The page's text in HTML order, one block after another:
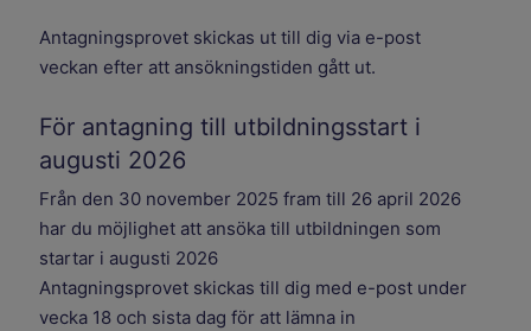
Antagningsprovet skickas ut till dig via e-post
veckan efter att ansökningstiden gått ut.
För antagning till utbildningsstart i
augusti 2026
Från den 30 november 2025 fram till 26 april 2026
har du möjlighet att ansöka till utbildningen som
startar i augusti 2026
Antagningsprovet skickas till dig med e-post under
vecka 18 och sista dag för att lämna in